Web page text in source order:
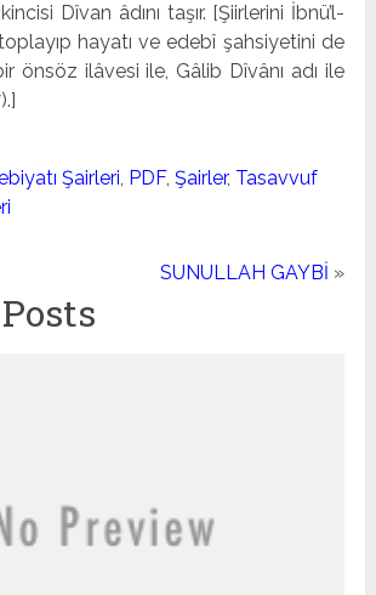
Dîvan âdını taşır. [Şiirlerini İbnü’l-
hayatı ve edebî şahsiyetini de
önsöz ilâve­si ile, Gâlib Dîvânı adı ile
Şairleri, PDF,Şairler, Tasavvuf
SUNULLAH GAYBİ »